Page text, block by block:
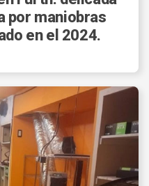
por maniobras
en el 2024.